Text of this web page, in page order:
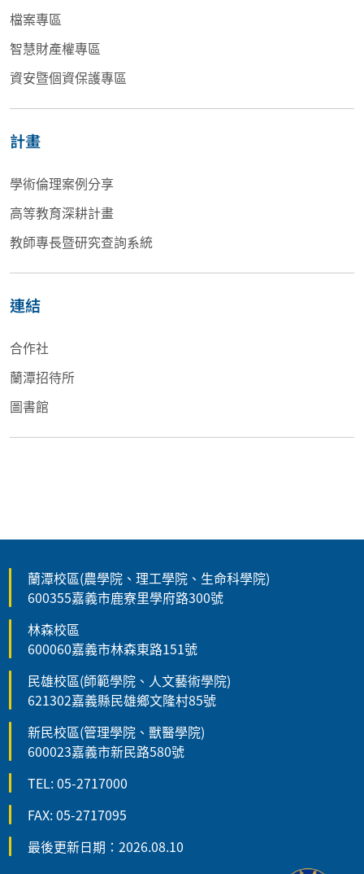
檔案專區
智慧財產權專區
資安暨個資保護專區
計畫
學術倫理案例分享
高等教育深耕計畫
教師專長暨研究查詢系統
連結
合作社
蘭潭招待所
圖書館
蘭潭校區(農學院、理工學院、生命科學院)
600355嘉義市鹿寮里學府路300號
林森校區
600060嘉義市林森東路151號
民雄校區(師範學院、人文藝術學院)
621302嘉義縣民雄鄉文隆村85號
新民校區(管理學院、獸醫學院)
600023嘉義市新民路580號
TEL: 05-2717000
FAX: 05-2717095
最後更新日期：2026.08.10